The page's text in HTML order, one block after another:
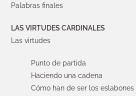
Palabras finales
LAS VIRTUDES CARDINALES
Las virtudes
Punto de partida
Haciendo una cadena
Cómo han de ser los eslabones